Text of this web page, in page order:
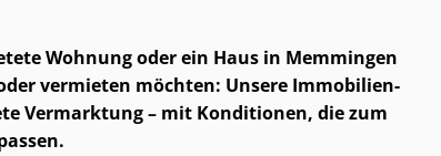
Wohnung oder ein Haus in Memmingen
vermieten möchten: Unsere Im­mo­bi­li­en­
Vermarktung – mit Konditionen, die zum